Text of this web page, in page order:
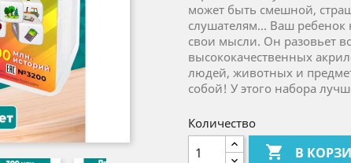
может быть смешной,
слушателям... Ваш ребенок
свои мысли. Он разовьет
высококачественных
людей, животных и
собой! У этого набора
Количество
 В